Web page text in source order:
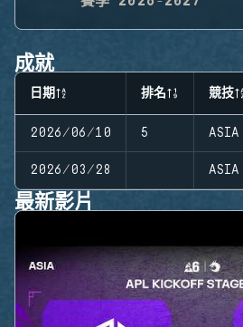
成就
日期 排名 競技
2026/06/10 5
2026/03/28
最新影片